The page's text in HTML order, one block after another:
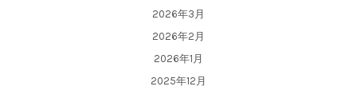
2026年3月
2026年2月
2026年1月
2025年12月